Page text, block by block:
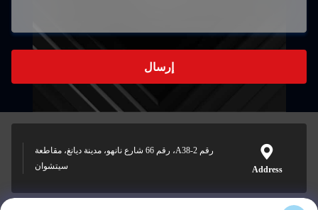
إرسال
Address
رقم A38-2، رقم 66 شارع نانهو، مدينة ديانغ، مقاطعة
سيتشوان